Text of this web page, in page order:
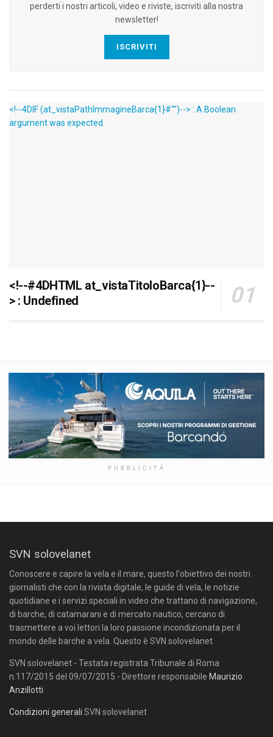
perderti i nostri articoli, video e riviste, iscriviti alla nostra
newsletter!
ISCRIVITI
<!--4DIF (at_vistaPathImmagineBarca{1}#"")--> : A Boolean
argument was expected.
<!--#4DHTML at_vistaTitoloBarca{1}--
> : Undefined
PUBBLICITÀ
SVN solovelanet
Conoscere e capire la vela e il mare, questo l'obiettivo dei nostri
giornalisti che con la rivista digitale, le guide di vela, le notizie
quotidiane e i servizi speciali in video che trattano di navigazione,
di barche, di catamarani e di mercato nautico, cercano di
trasmettere a voi lettori la loro passione incondizionata per il
mondo delle barche a vela. Questo è SVN solovelanet.
SVN solovelanet - Testata registrata Tribunale di Roma
n.117/2015 del 09/07/2015 - Direttore responsabile Maurizio
Anzillotti
Condizioni generali SVN solovelanet